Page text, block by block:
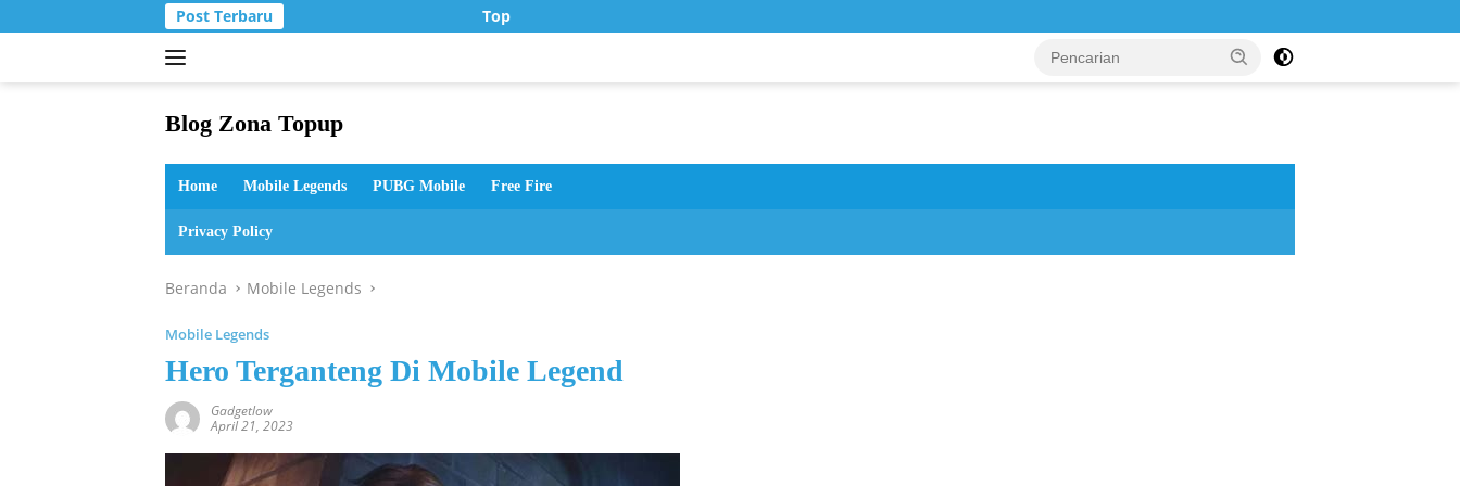
ke
Post Terbaru Top Up Murah di Zona Topup
Blog Zona Topup
dan
bermain
Home Mobile Legends PUBG Mobile Free Fire
Privacy Policy
Beranda Mobile Legends
Mobile Legends
Hero Terganteng Di Mobile Legend
Gadgetlow
April 21, 2023